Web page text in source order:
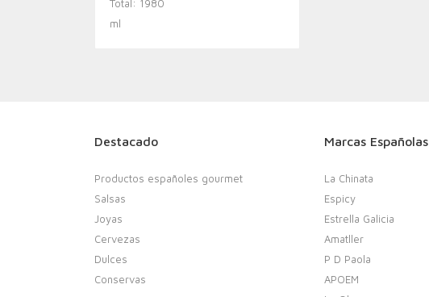
Destacado
Productos españoles gourmet
Salsas
Joyas
Cervezas
Dulces
Conservas
Marcas Españolas
La Chinata
Espicy
Estrella Galicia
Amatller
P D Paola
APOEM